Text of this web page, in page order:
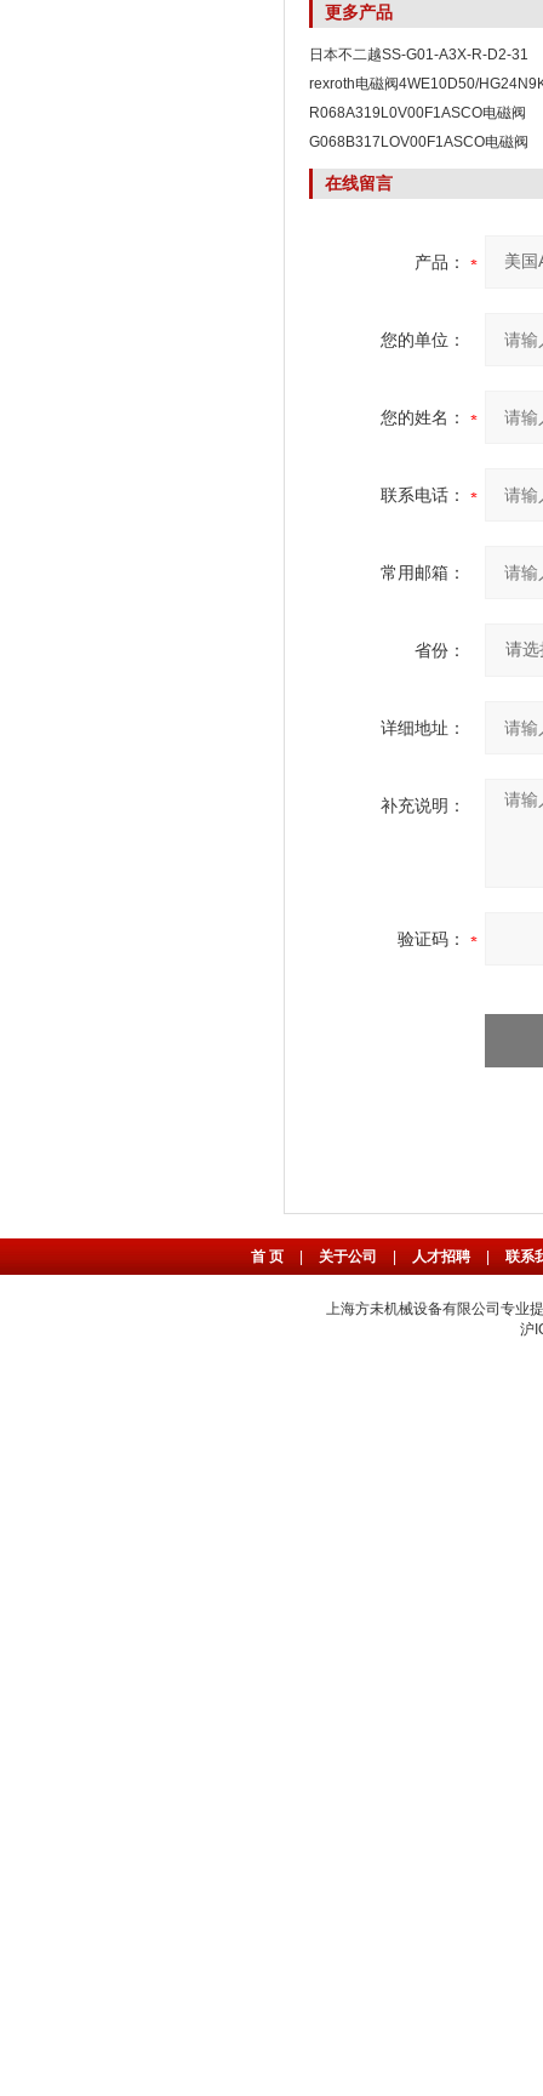
更多产品
日本不二越SS-G01-A3X-R-D2-31
rexroth电磁阀4WE10D50/
R068A319L0V00F1ASCO电磁阀
R068A319L0V00F1
G068B317LOV00F1ASCO电磁阀
G068B317LOV00F1
在线留言
产品：
您的单位：
您的姓名：
联系电话：
常用邮箱：
省份：
详细地址：
补充说明：
验证码：
首 页 关于公司 人才招聘 联系
上海方未机械设备有限公司专业
沪